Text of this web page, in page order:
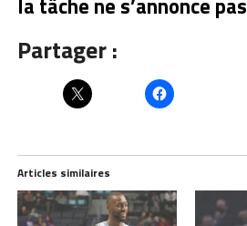
Partager :
Articles similaires